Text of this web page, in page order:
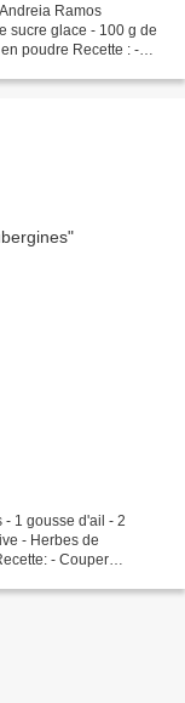
Ramos
sucre glace - 100 g de
poudre Recette : -
- 1 gousse d'ail - 2
- Herbes de
- Couper